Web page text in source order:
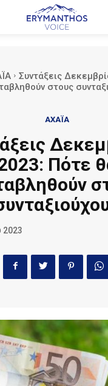
Συντάξεις
στους
ΑΧΑΪΑ
Πότε
2023